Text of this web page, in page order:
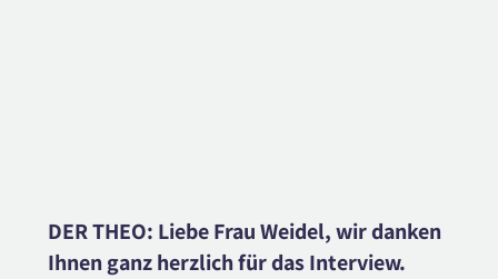
DER THEO: Liebe Frau Weidel, wir danken
Ihnen ganz herzlich für das Interview.